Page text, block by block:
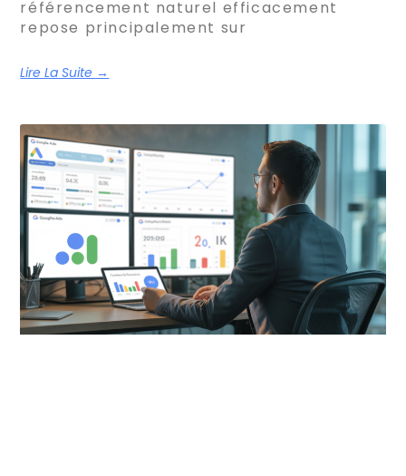
référencement naturel efficacement
repose principalement sur
Lire La Suite →